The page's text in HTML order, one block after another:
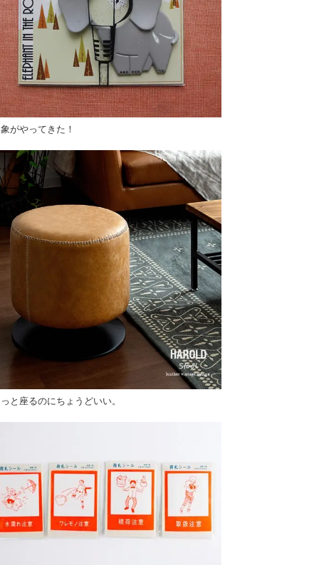
がやってきた！
と座るのにちょうどいい。